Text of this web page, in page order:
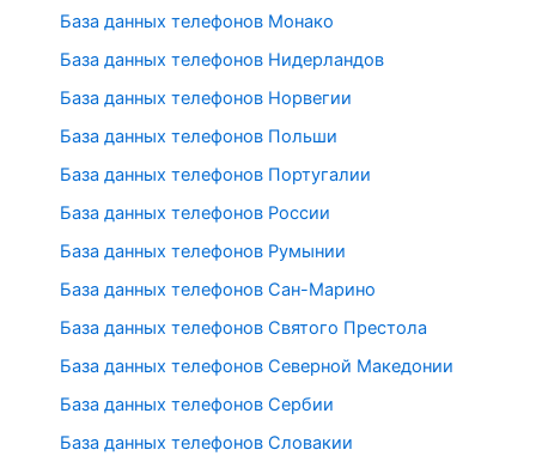
База данных телефонов Монако
База данных телефонов Нидерландов
База данных телефонов Норвегии
База данных телефонов Польши
База данных телефонов Португалии
База данных телефонов России
База данных телефонов Румынии
База данных телефонов Сан-Марино
База данных телефонов Святого Престола
База данных телефонов Северной Македонии
База данных телефонов Сербии
База данных телефонов Словакии